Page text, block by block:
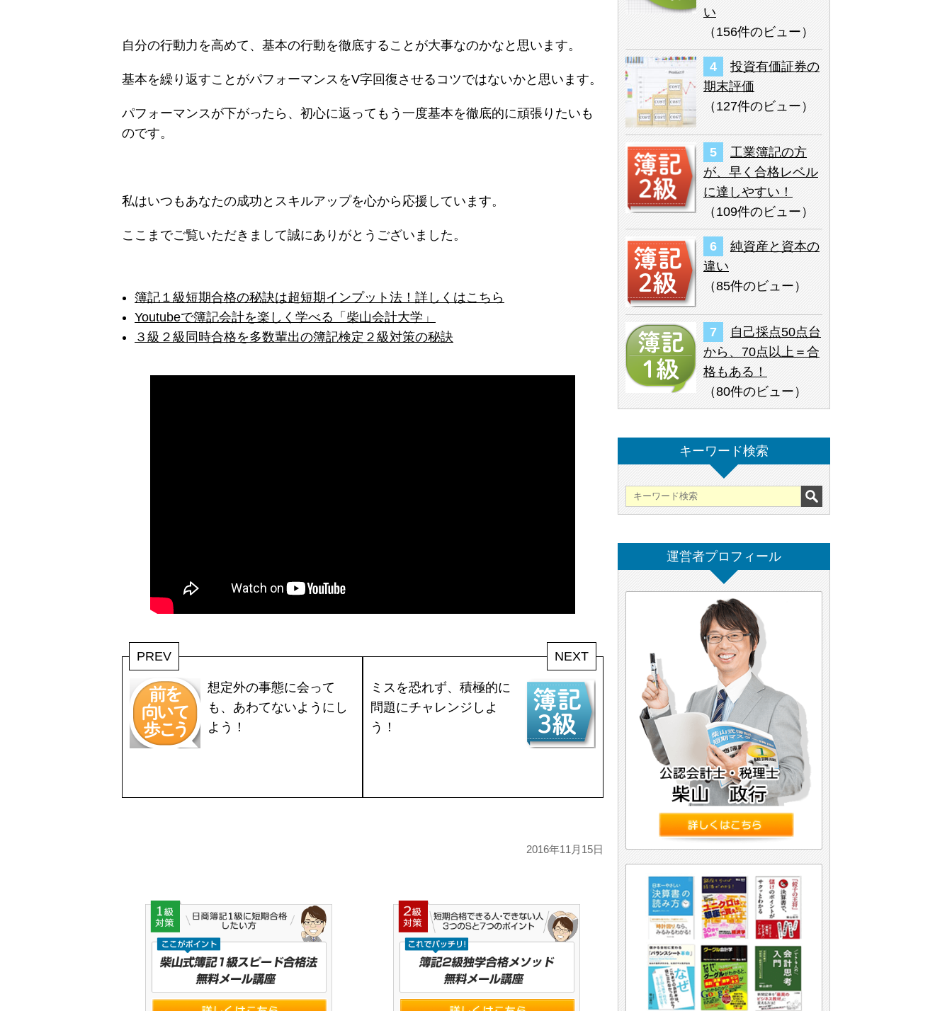
自分の行動力を高めて、基本の行動を徹底することが大事なのかなと思います。
基本を繰り返すことがパフォーマンスをV字回復させるコツではないかと思います。
パフォーマンスが下がったら、初心に返ってもう一度基本を徹底的に頑張りたいも
のです。
私はいつもあなたの成功とスキルアップを心から応援しています。
ここまでご覧いただきまして誠にありがとうございました。
簿記１級短期合格の秘訣は超短期インプット法！詳しくはこちら
Youtubeで簿記会計を楽しく学べる「柴山会計大学」
３級２級同時合格を多数輩出の簿記検定２級対策の秘訣
PREV
想定外の事態に会って
も、あわてないようにし
よう！
NEXT
ミスを恐れず、積極的に
問題にチャレンジしよ
う！
2016年11月15日
い
（ 156件のビュー ）
投資有価証券の
期末評価
（ 127件のビュー）
工業簿記の方
が、早く合格レベル
に達しやすい！
（109件のビュー ）
純資産と資本の
違い
（85件のビュー）
自己採点50点台
から、70点以上＝合
格もある！
（80件のビュー）
キーワード検索
運営者プロフィール